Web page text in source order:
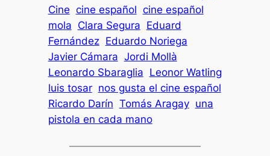
Cine cine español cine español
mola Clara Segura Eduard
Fernández Eduardo Noriega
Javier Cámara Jordi Mollà
Leonardo Sbaraglia Leonor Watling
luis tosar nos gusta el cine español
Ricardo Darín Tomás Aragay una
pistola en cada mano